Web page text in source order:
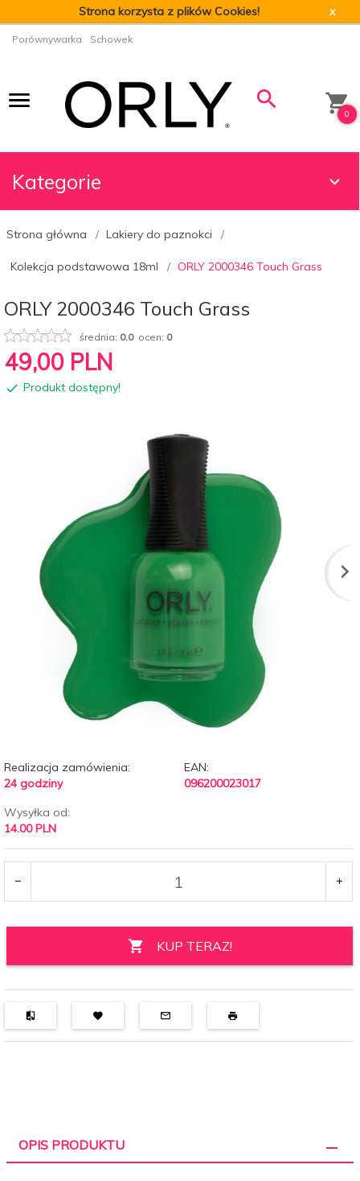
Strona korzysta z plików Cookies! x
Porównywarka Schowek
0
Kategorie
Strona główna Lakiery do paznokci
Kolekcja podstawowa 18ml ORLY 2000346 Touch Grass
ORLY 2000346 Touch Grass
średnia: 0.0ocen: 0
49,00 PLN
Produkt dostępny!
Realizacja zamówienia:
24 godziny
EAN:
096200023017
Wysyłka od:
14.00 PLN
KUP TERAZ!
OPIS PRODUKTU